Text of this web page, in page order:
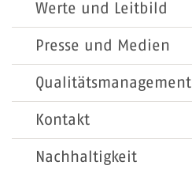
Werte und Leitbild
Presse und Medien
Qualitätsmanagement
Kontakt
Nachhaltigkeit